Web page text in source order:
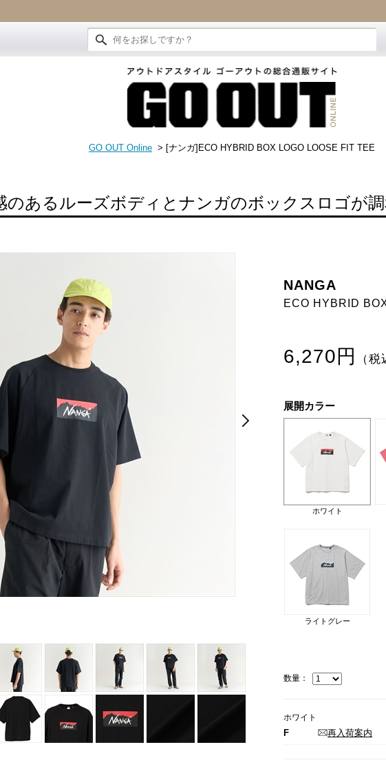
GO OUT Online > [ナンガ]ECO HYBRID BOX LOGO LOOSE FIT TEE
のあるルーズボディとナンガのボックスロゴが
NANGA
ECO HYBRID
6,270円 （税
展開カラー
ホワイト
ライトグレー
数量：
ホワイト
F 再入荷案内
モデル身長：183cm。